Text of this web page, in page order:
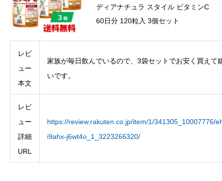
ディアナチュラ スタイル ビタミンC
60日分 120粒入 3個セット
レビ
ュー
本文
家族が毎日飲んでいるので、3袋セットでお安く買えて
いです。
レビ
ュー
詳細
URL
https://review.rakuten.co.jp/item/1/341305_10007776/
i9ahx-j6wt4o_1_3223266320/